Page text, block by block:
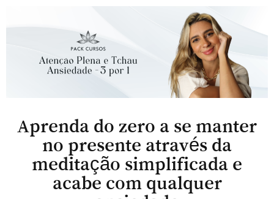
Aprenda do zero a se manter
no presente através da
meditação simplificada e
acabe com qualquer